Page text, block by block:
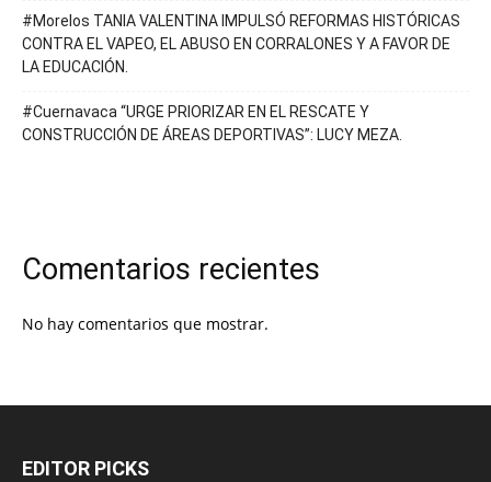
#Morelos TANIA VALENTINA IMPULSÓ REFORMAS HISTÓRICAS
CONTRA EL VAPEO, EL ABUSO EN CORRALONES Y A FAVOR DE
LA EDUCACIÓN.
#Cuernavaca “URGE PRIORIZAR EN EL RESCATE Y
CONSTRUCCIÓN DE ÁREAS DEPORTIVAS”: LUCY MEZA.
Comentarios recientes
No hay comentarios que mostrar.
EDITOR PICKS